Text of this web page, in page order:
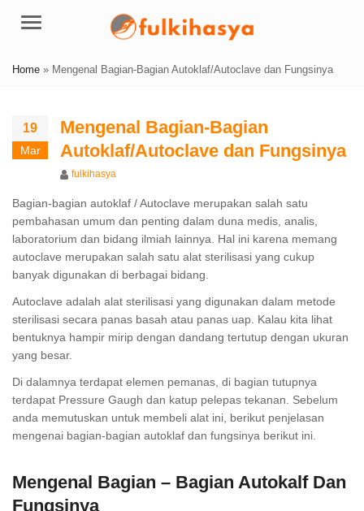
Menu
Home » Mengenal Bagian-Bagian Autoklaf/Autoclave dan Fungsinya
19
Mar
Mengenal Bagian-Bagian
Autoklaf/Autoclave dan Fungsinya
Author
fulkihasya
Bagian-bagian autoklaf / Autoclave merupakan salah satu
pembahasan umum dan penting dalam duna medis, analis,
laboratorium dan bidang ilmiah lainnya. Hal ini karena memang
autoclave merupakan salah satu alat sterilisasi yang cukup
banyak digunakan di berbagai bidang.
Autoclave adalah alat sterilisasi yang digunakan dalam metode
sterilisasi secara panas basah atau panas uap. Kalau kita lihat
bentuknya hampir mirip dengan dandang tertutup dengan ukuran
yang besar.
Di dalamnya terdapat elemen pemanas, di bagian tutupnya
terdapat Pressure Gaugh dan katup pelepas tekanan. Sebelum
anda memutuskan untuk membeli alat ini, berikut penjelasan
mengenai bagian-bagian autoklaf dan fungsinya berikut ini.
Mengenal Bagian – Bagian Autokalf Dan
Fungsinya